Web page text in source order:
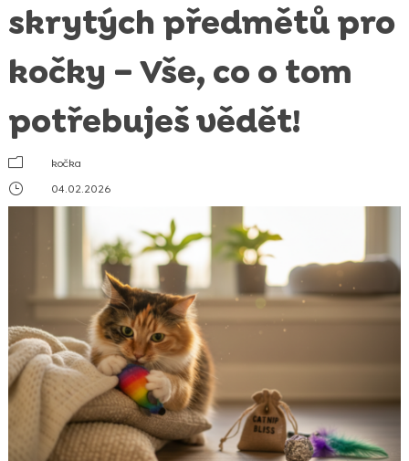
skrytých předmětů pro
kočky – Vše, co o tom
potřebuješ vědět!
m
kočka
}
04.02.2026